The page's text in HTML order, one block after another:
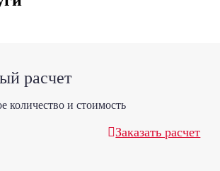
расчет
количество и стоимость
Заказать расчет